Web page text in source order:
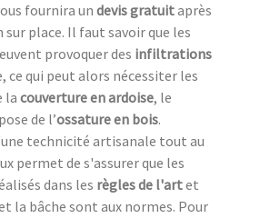
fournira un devis gratuitaprès
place. Il faut savoir que les
provoquer des infiltrations
ce qui peut alors nécessiter les
lacouverture en ardoise, le
de l’ossature en bois.
technicité artisanale tout au
permet de s'assurer que les
dans les règles de l'artet
la bâche sont aux normes. Pour